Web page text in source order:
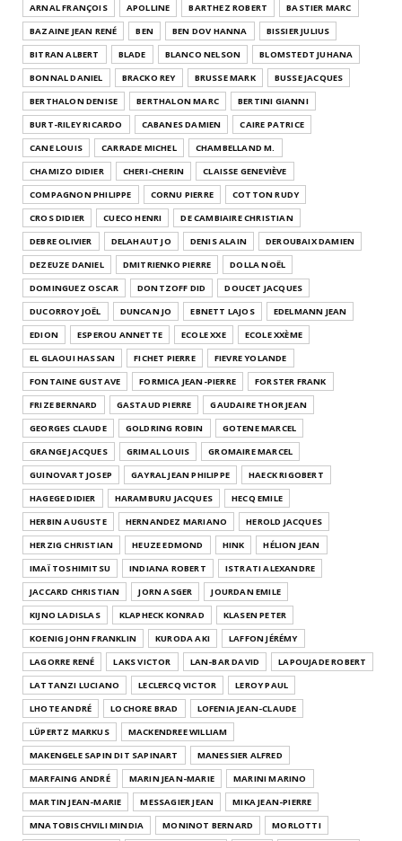
ARNAL FRANÇOIS
APOLLINE BARTHEZ ROBERT
BASTIER MARC
BAZAINE JEAN RENÉ
BEN BEN DOV HANNA
BISSIER JULIUS
BITRAN ALBERT
BLADE BLANCO NELSON
BLOMSTEDT JUHANA
BONNAL DANIEL
BRACKO REY BRUSSE MARK
BUSSE JACQUES
BERTHALON DENISE
BERTHALON MARC
BERTINI GIANNI
BURT-RILEY RICARDO
CABANES DAMIEN
CAIRE PATRICE
CANE LOUIS
CARRADE MICHEL
CHAMBELLAND M.
CHAMIZO DIDIER
CHERI-CHERIN
CLAISSE GENEVIÈVE
COMPAGNON PHILIPPE
CORNU PIERRE
COTTON RUDY
CROS DIDIER
CUECO HENRI
DE CAMBIAIRE CHRISTIAN
DEBRE OLIVIER
DELAHAUT JO DENIS ALAIN
DEROUBAIX DAMIEN
DEZEUZE DANIEL
DMITRIENKO PIERRE
DOLLA NOËL
DOMINGUEZ OSCAR
DONTZOFF DID
DOUCET JACQUES
DUCORROY JOËL
DUNCAN JO EBNETT LAJOS
EDELMANN JEAN
EDION
ESPEROU ANNETTE ECOLE XXE
ECOLE XXÈME
EL GLAOUI HASSAN
FICHET PIERRE
FIEVRE YOLANDE
FONTAINE GUSTAVE
FORMICA JEAN-PIERRE
FORSTER FRANK
FRIZE BERNARD
GASTAUD PIERRE
GAUDAIRE THOR JEAN
GEORGES CLAUDE
GOLDRING ROBIN
GOTENE MARCEL
GRANGE JACQUES
GRIMAL LOUIS
GROMAIRE MARCEL
GUINOVART JOSEP
GAYRAL JEAN PHILIPPE
HAECK RIGOBERT
HAGEGE DIDIER
HARAMBURU JACQUES
HECQ EMILE
HERBIN AUGUSTE
HERNANDEZ MARIANO
HEROLD JACQUES
HERZIG CHRISTIAN
HEUZE EDMOND HINK
HÉLION JEAN
IMAÏ TOSHIMITSU
INDIANA ROBERT
ISTRATI ALEXANDRE
JACCARD CHRISTIAN
JORN ASGER
JOURDAN EMILE
KIJNO LADISLAS
KLAPHECK KONRAD
KLASEN PETER
KOENIG JOHN FRANKLIN
KURODA AKI
LAFFON JÉRÉMY
LAGORRE RENÉ
LAKS VICTOR LAN-BAR DAVID
LAPOUJADE ROBERT
LATTANZI LUCIANO
LECLERCQ VICTOR
LEROY PAUL
LHOTE ANDRÉ
LOCHORE BRAD
LOFENIA JEAN-CLAUDE
LÜPERTZ MARKUS
MACKENDREE WILLIAM
MAKENGELE SAPIN DIT SAPINART
MANESSIER ALFRED
MARFAING ANDRÉ
MARIN JEAN-MARIE
MARINI MARINO
MARTIN JEAN-MARIE
MESSAGIER JEAN
MIKA JEAN-PIERRE
MNATOBISCHVILI MINDIA
MONINOT BERNARD MORLOTTI